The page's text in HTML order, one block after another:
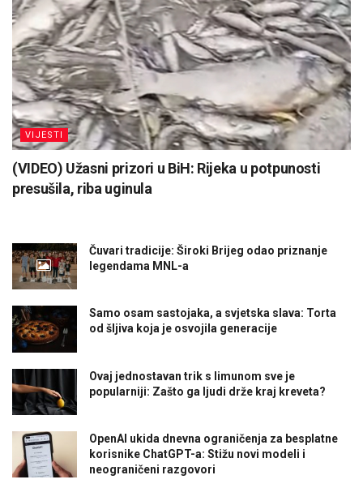
VIJESTI
(VIDEO) Užasni prizori u BiH: Rijeka u potpunosti
presušila, riba uginula
Čuvari tradicije: Široki Brijeg odao priznanje
legendama MNL-a
Samo osam sastojaka, a svjetska slava: Torta
od šljiva koja je osvojila generacije
Ovaj jednostavan trik s limunom sve je
popularniji: Zašto ga ljudi drže kraj kreveta?
OpenAI ukida dnevna ograničenja za besplatne
korisnike ChatGPT-a: Stižu novi modeli i
neograničeni razgovori